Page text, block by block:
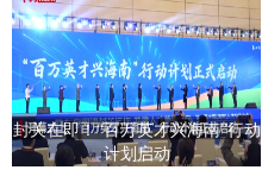
封关在即！“百万英才兴海南”行动
计划启动